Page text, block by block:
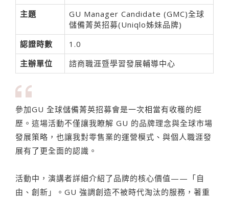
主題
GU Manager Candidate (GMC)全球
儲備菁英招募(Uniqlo姊妹品牌)
認證時數
1.0
主辦單位
諮商職涯暨學習發展輔導中心
參加GU 全球儲備菁英招募會是一次相當有收穫的經
歷。這場活動不僅讓我瞭解 GU 的品牌理念與全球市場
發展策略，也讓我對零售業的運營模式、與個人職涯發
展有了更全面的認識。
活動中，演講者詳細介紹了品牌的核心價值——「自
由、創新」。GU 強調創造不被時代淘汰的服務，著重